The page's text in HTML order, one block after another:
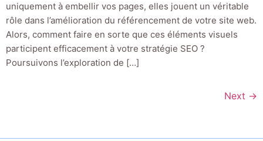
uniquement à embellir vos pages, elles jouent un véritable
rôle dans l’amélioration du référencement de votre site web.
Alors, comment faire en sorte que ces éléments visuels
participent efficacement à votre stratégie SEO ?
Poursuivons l’exploration de […]
Next →